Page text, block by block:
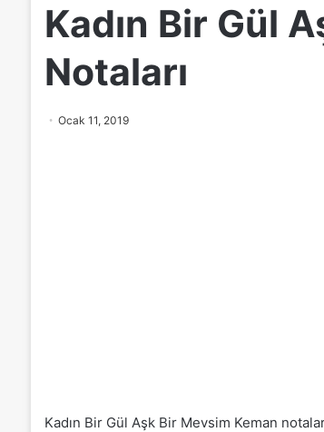
Kadın Bir Gül
Notaları
Ocak 11, 2019
Kadın Bir Gül Aşk Bir Mevsim Keman